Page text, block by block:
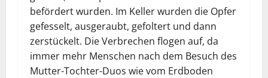
befördert wurden. Im Keller wurden die Opfer
gefesselt, ausgeraubt, gefoltert und dann
zerstückelt. Die Verbrechen flogen auf, da
immer mehr Menschen nach dem Besuch des
Mutter-Tochter-Duos wie vom Erdboden